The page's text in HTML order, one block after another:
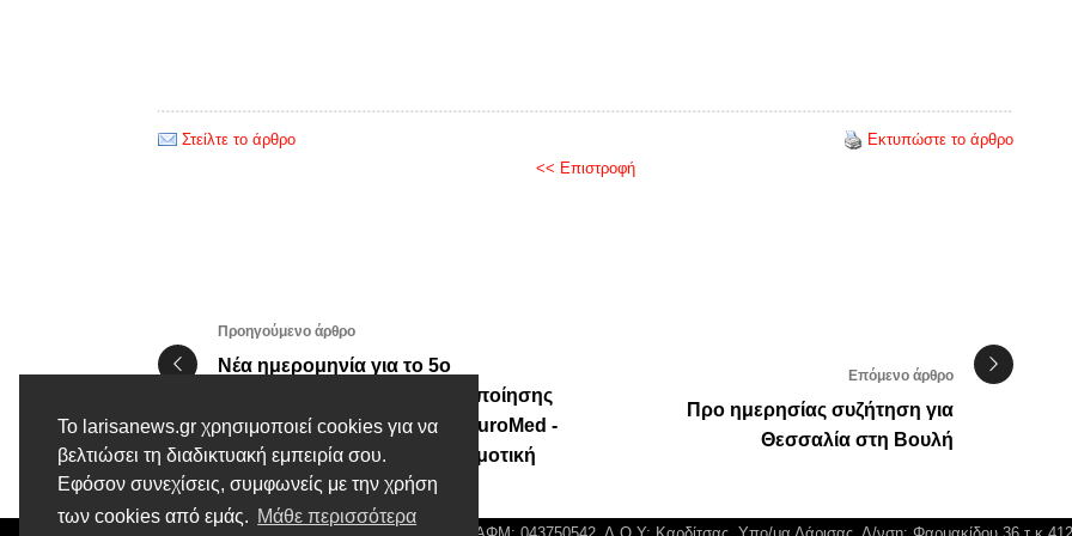
Το larisanews.gr χρησιμοποιεί cookies για να
βελτιώσει τη διαδικτυακή εμπειρία σου.
Εφόσον συνεχίσεις, συμφωνείς με την χρήση
των cookies από εμάς. Μάθε περισσότερα
Στείλτε το άρθρο
Εκτυπώστε το άρθρο
<< Επιστροφή
Προηγούμενο άρθρο
Νέα ημερομηνία για το 5ο
Πανελλήνιο Συνέδριο Ψηφιοποίησης
Πολιτιστικής Κληρονομιάς-EuroMed -
Σε συνδιοργάνωση με τη Δημοτική
Πινακοθήκη Λάρισας
Επόμενο άρθρο
Προ ημερησίας συζήτηση για
Θεσσαλία στη Βουλή